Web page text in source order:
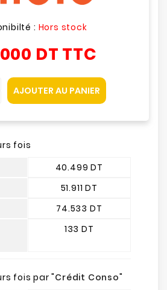
: Hors stock
DT TTC
AJOUTER AU PANIER
fois
40.499 DT
51.911 DT
74.533 DT
133 DT
fois par "Crédit Conso"